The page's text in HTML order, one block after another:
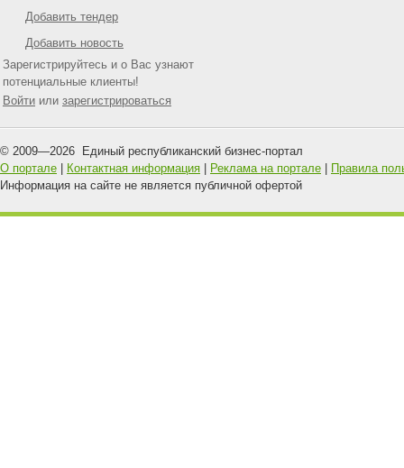
Добавить тендер
Добавить новость
Зарегистрируйтесь и о Вас узнают
потенциальные клиенты!
Войти или зарегистрироваться
© 2009—2026 Единый республиканский бизнес-портал
О портале
Контактная информация Реклама на портале
Правила
Информация на сайте не является публичной офертой